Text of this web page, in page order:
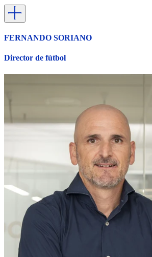
FERNANDO SORIANO
Director de fútbol